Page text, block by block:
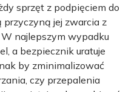
sprzęt z podpięciem do
jej zwarcia z
W najlepszym wypadku
a bezpiecznik uratuje
by zminimalizować
czy przepalenia